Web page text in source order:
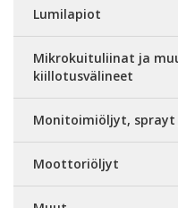
Lumilapiot
Mikrokuituliinat ja
kiillotusvälineet
Monitoimiöljyt,
Moottoriöljyt